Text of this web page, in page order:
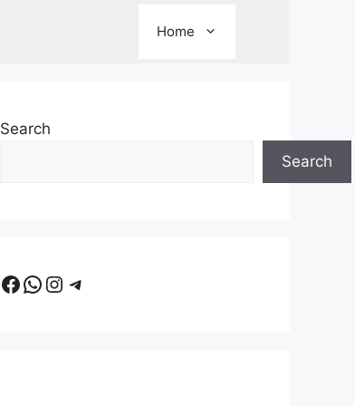
Home
Search
Search
Facebook
WhatsApp
Instagram
Telegram